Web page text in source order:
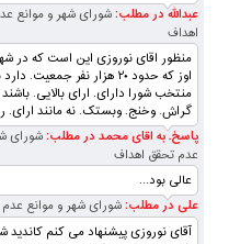
عبدالله در مطلب:شورای شهر و موانع
اهداف
منظور اقای نوروزی این است که در
اوز که حدود ۲۰ هزار نفر جمعیت.
منتخب شورا دارای. ارای بالایی. باشند
گراش. وخنج. وبستک. نه مانند ارای.
پاسخ. به اقای محمد در مطلب:شورای
عدم تحقق اهداف
عالی بود...
علی در مطلب:شورای شهر و موانع
آقای نوروزی پیشنهاد می کنم کاندید